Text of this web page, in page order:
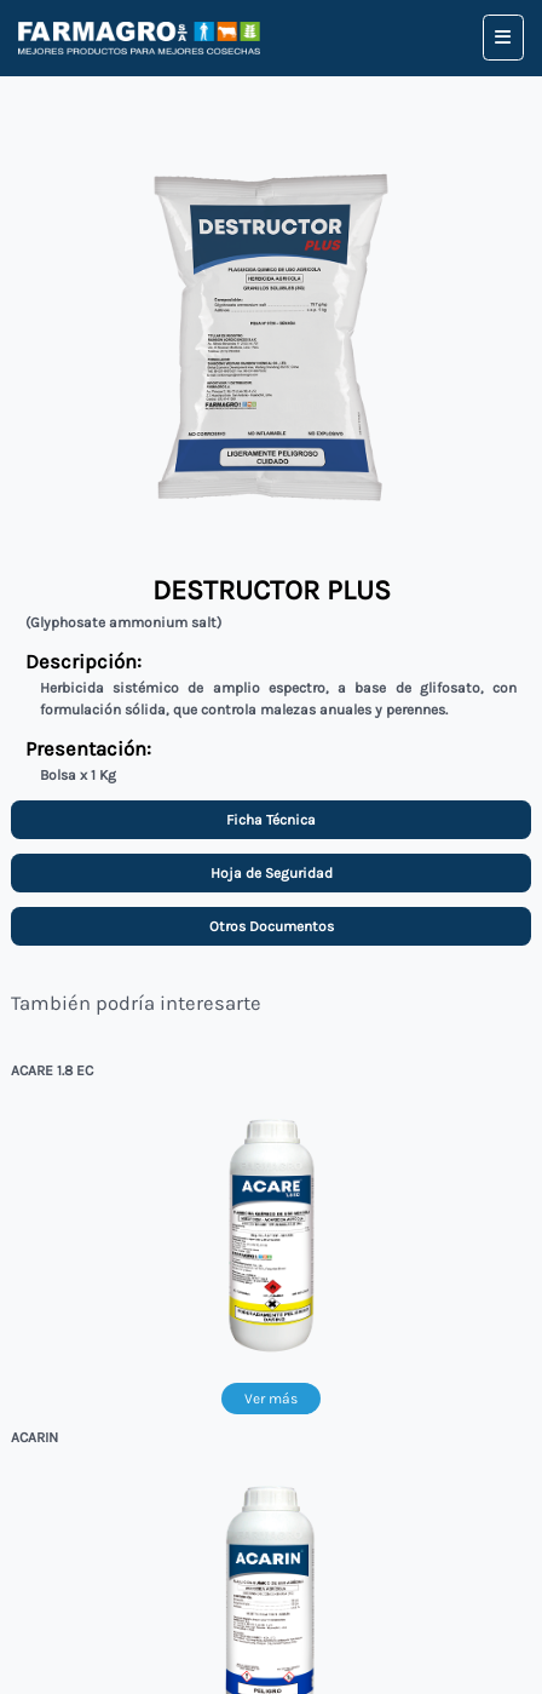
DESTRUCTOR PLUS
(Glyphosate ammonium salt)
Descripción:
Herbicida sistémico de amplio espectro, a base de glifosato, con
formulación sólida, que controla malezas anuales y perennes.
Presentación:
Bolsa x 1 Kg
Ficha Técnica
Hoja de Seguridad
Otros Documentos
También podría interesarte
ACARE 1.8 EC
Ver más
ACARIN